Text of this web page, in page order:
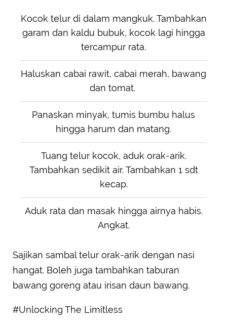
Kocok telur di dalam mangkuk. Tambahkan
garam dan kaldu bubuk, kocok lagi hingga
tercampur rata.
Haluskan cabai rawit, cabai merah, bawang
dan tomat.
Panaskan minyak, tumis bumbu halus
hingga harum dan matang.
Tuang telur kocok, aduk orak-arik.
Tambahkan sedikit air. Tambahkan 1 sdt
kecap.
Aduk rata dan masak hingga airnya habis.
Angkat.
Sajikan sambal telur orak-arik dengan nasi
hangat. Boleh juga tambahkan taburan
bawang goreng atau irisan daun bawang.
#Unlocking The Limitless